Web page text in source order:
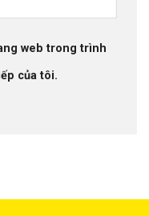
web trong trình
của tôi.